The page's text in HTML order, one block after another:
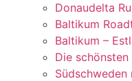
Donaudelta
Baltikum
Baltikum –
Die